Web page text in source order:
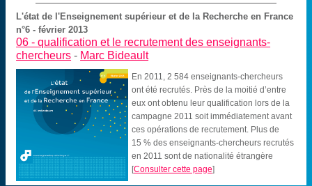
L'état de l'Enseignement supérieur et de la Recherche en France
n°6 - février 2013
06 -qualification et le recrutement des enseignants-
chercheurs - Marc Bideault
En 2011, 2 584 enseignants-chercheurs
ont été recrutés. Près de la moitié d’entre
eux ont obtenu leur qualification lors de la
campagne 2011 soit immédiatement avant
ces opérations de recrutement. Plus de
15 % des enseignants-chercheurs recrutés
en 2011 sont de nationalité étrangère
[Consulter cette page]